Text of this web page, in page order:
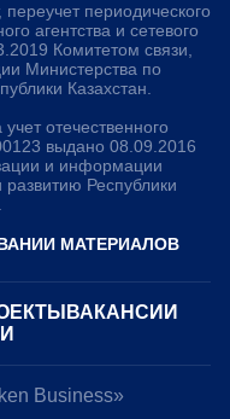
периодического
агентства и сетевого
Комитетом связи,
Министерства по
Казахстан.
отечественного
выдано 08.09.2016
и информации
Республики
МАТЕРИАЛОВ
ВАКАНСИИ
Business»